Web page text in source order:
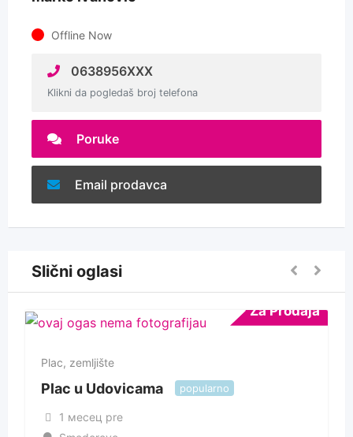
Offline Now
0638956XXX
Klikni da pogledaš broj telefona
Poruke
Email prodavca
Slični oglasi
Za Prodaja
Plac, zemljište
Plac u Udovicama popularno
1 месец pre